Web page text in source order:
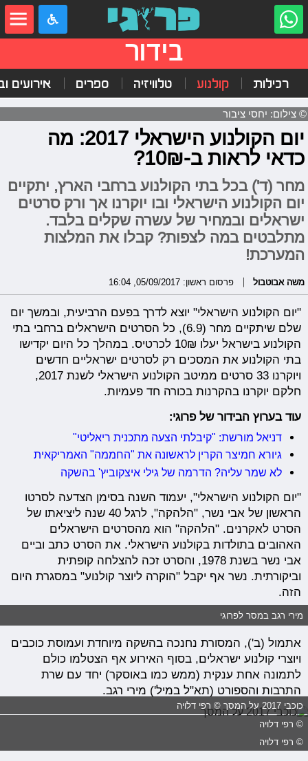
בידור
רכילות קולנוע טלוויזיה ספרים אירועים
© צילום: יחסי ציבור
יום הקולנוע הישראלי 2017: מה
כדאי לראות ב-10₪?
מחר (ד') בכל בתי הקולנוע ברחבי הארץ, יתקיים
יום הקולנוע הישראלי ובו יוקרנו אך ורק סרטים
ישראלים ובמחיר של עשרה שקלים בלבד.
מתלבטים במה לצפות? קבלו את המלצות
המערכת!
משה אבוטבול פרסום ראשון: 05/09/2017, 16:04
"יום הקולנוע הישראלי" יוצא לדרך בפעם הרביעית, ובמשך יום
שלם שיתקיים מחר (6.9), כל הסרטים הישראלים ברחבי בתי
הקולנוע בישראל יעלו 10₪ לכרטיס. במהלך כל היום יקדישו
בתי הקולנוע את המסכים רק לסרטים ישראליים חדשים
ויוקרנו 33 סרטים ממיטב הקולנוע הישראלי לשנת 2017,
חלקם יוקרנו בהקרנות בכורה חד פעמיות.
עוד בערוץ הבידור של פרוגי:
דניאל מורשת: "קיבלתי הצעה מתכנית ריאליטי"
גיורא חמיצר הקרין לראשונה את "החממה" האמריקאית
לא שמר עליה? הדרמה של גילי איצקוביץ' בהשקה
"יום הקולנוע הישראלי", יעמוד השנה בסימן הצדעה לסרטו
הראשון של אבי נשר, "הלהקה", לרגל 40 שנה ליציאתו של
הסרט לאקרנים. "הלהקה" הוא מהסרטים הישראלים
האהובים בתולדות בקולנוע הישראלי. את הסרט כתב וביים
אבי נשר בשנת1978, והסרט זכה להצלחה קופתית
וביקורתית. נשר אף יקבל "הוקרה ליוצר קולנוע" במסגרת היום
הזה.
מירי רגב במסר לפרוגי
אתמול (ב'), המסורת נחנכה בהשקה מיוחדת ועמוסת כוכבים
ויוצרי קולנוע ישראלים, בסוף האירוע אף הצטלמו כולם
לתמונה אחת ענקית (ממש כמו באוסקר) יחד עם שרת
התרבות והספורט (תא"ל במיל') מירי רגב.
כוכבי 2017 על המסך © רפי דלויה
© רפי דלויה
© רפי דלויה